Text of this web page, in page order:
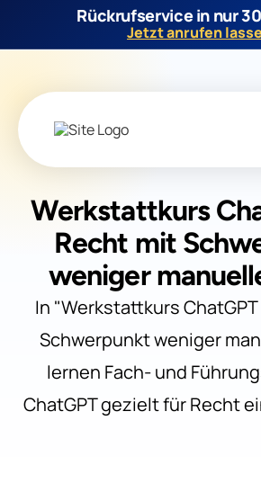
Rückrufservice in nur
Jetzt anrufen
Werkstattkurs
Recht mit
weniger
In "Werkstattkurs
Schwerpunkt weniger
lernen Fach- und
ChatGPT gezielt für Recht